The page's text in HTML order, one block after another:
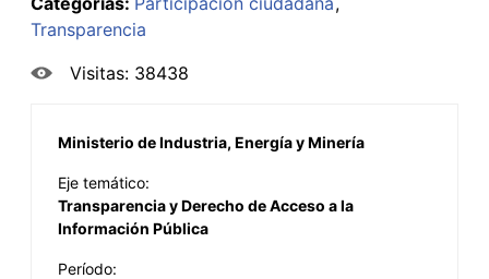
Transparencia
Visitas: 38438
Ministerio de Industria, Energía y Minería
Eje temático:
Transparencia y Derecho de Acceso a la
Información Pública
Período: